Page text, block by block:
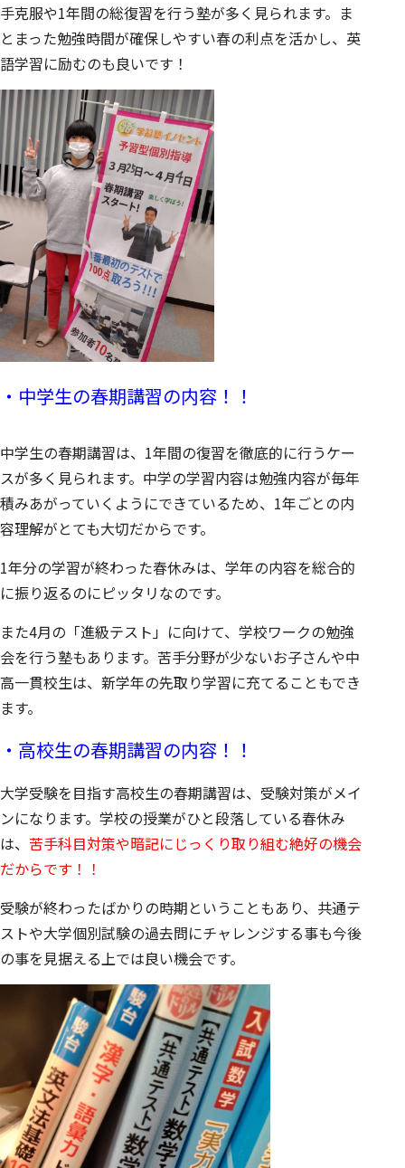
手克服や1年間の総復習を行う塾が多く見られます。ま
とまった勉強時間が確保しやすい春の利点を活かし、英
語学習に励むのも良いです！
・中学生の春期講習の内容！！
中学生の春期講習は、1年間の復習を徹底的に行うケー
スが多く見られます。中学の学習内容は勉強内容が毎年
積みあがっていくようにできているため、1年ごとの内
容理解がとても大切だからです。
1年分の学習が終わった春休みは、学年の内容を総合的
に振り返るのにピッタリなのです。
また4月の「進級テスト」に向けて、学校ワークの勉強
会を行う塾もあります。苦手分野が少ないお子さんや中
高一貫校生は、新学年の先取り学習に充てることもでき
ます。
・高校生の春期講習の内容！！
大学受験を目指す高校生の春期講習は、受験対策がメイ
ンになります。学校の授業がひと段落している春休み
は、 苦手科目対策や暗記にじっくり取り組む絶好の機会
だからです！！
受験が終わったばかりの時期ということもあり、共通テ
ストや大学個別試験の過去問にチャレンジする事も今後
の事を見据える上では良い機会です。